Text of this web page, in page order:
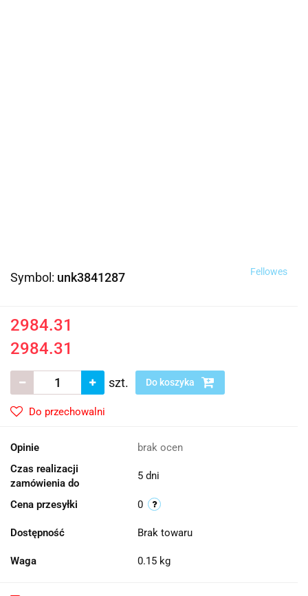
Symbol: unk3841287 Fellowes
2984.31
2984.31
szt. Do koszyka
Do przechowalni
Opinie
brak ocen
Czas realizacji
zamówienia do
5 dni
Cena przesyłki 0
Dostępność Brak towaru
Waga 0.15 kg